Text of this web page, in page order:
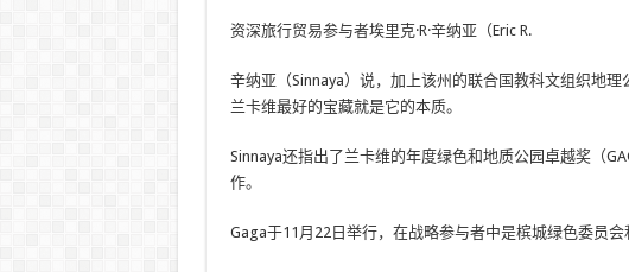
资深旅行贸易参与者埃里克·R·辛纳亚（Eric R.
辛纳亚（Sinnaya）说，加上该州的联合国教科文组织地
兰卡维最好的宝藏就是它的本质。
Sinnaya还指出了兰卡维的年度绿色和地质公园卓越奖（
作。
Gaga于11月22日举行，在战略参与者中是槟城绿色委员会